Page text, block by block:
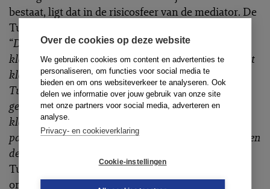
Over de cookies op deze website
We gebruiken cookies om content en advertenties te
personaliseren, om functies voor social media te
bieden en om ons websiteverkeer te analyseren. Ook
delen we informatie over jouw gebruik van onze site
met onze partners voor social media, adverteren en
analyse.
Privacy- en cookieverklaring
Cookie-instellingen
bestaat, ligt dat in de risicosfeer van de mediator. De
Tuchtcommissie overwoog daarover het volgende:
“De mediator heeft benadrukt dat de instemming van
klager blijkt uit ondertekening van het convenant. Dat
klager het convenant heeft ondertekend, acht de
Tuchtcommissie gegeven de omstandigheden van dit
geval onvoldoende aanwijzing om aan te nemen dat
klager ook daadwerkelijk stond achter de door de ex-
partner gegeven uitleg van het samenlevingscontract en
de uitwerking daarvan in het convenant.”
Tuchtcommissie vond het verder niet
onaannemelijk dat klager zich vanwege zijn